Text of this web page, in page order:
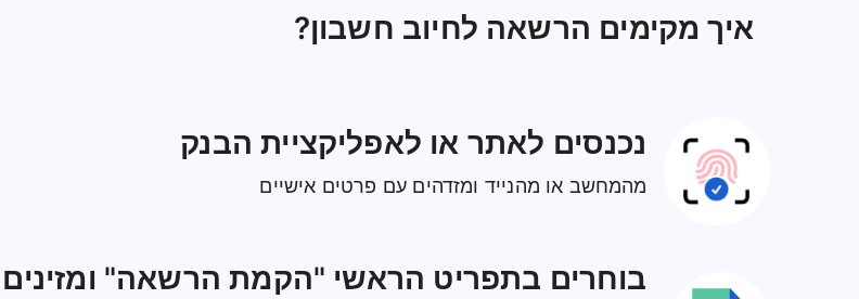
איך מקימים הרשאה לחיוב חשבון?
נכנסים לאתר או לאפליקציית הבנק
מהמחשב או מהנייד ומזדהים עם פרטים אישיים
בוחרים בתפריט הראשי "הקמת הרשאה"